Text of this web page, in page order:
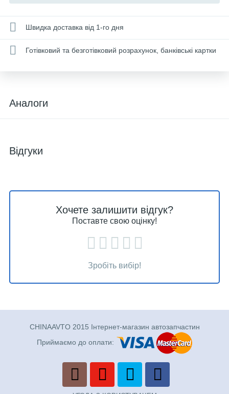
Швидка доставка від 1-го дня
Готівковий та безготівковий розрахунок, банківські картки
Аналоги
Відгуки
Хочете залишити відгук?
Поставте свою оцінку!
Зробіть вибір!
CHINAAVTO 2015 Інтернет-магазин автозапчастин
Приймаємо до оплати: